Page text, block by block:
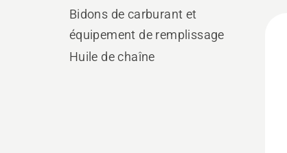
Bidons de carburant et
équipement de remplissage
Huile de chaîne